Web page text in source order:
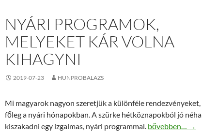
NYÁRI PROGRAMOK,
MELYEKET KÁR VOLNA
KIHAGYNI
2019-07-23 HUNPROBALAZS
Mi magyarok nagyon szeretjük a különféle rendezvényeket,
főleg a nyári hónapokban. A szürke hétköznapokból jó néha
kiszakadni egy izgalmas, nyári programmal. Nyári programok,
bővebben… →